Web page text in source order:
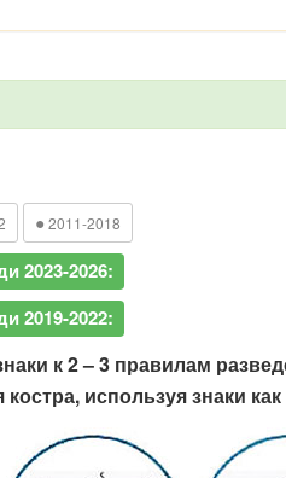
● 2011-2018
2023-2026:
2019-2022:
к 2 – 3 правилам
используя знаки